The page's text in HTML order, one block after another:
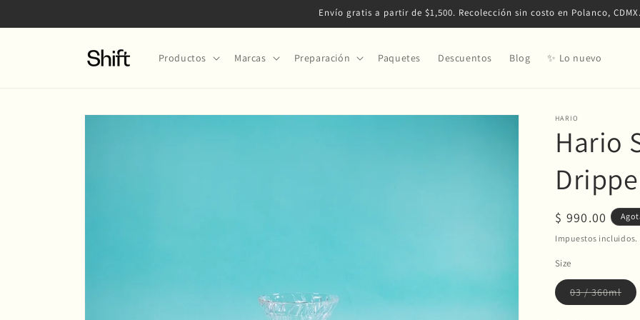
al contenido
Envío gratis a partir de $1,500. Recolección sin costo en Polanco, CDMX.
Productos Marcas Preparación Paquetes Descuentos Blog ✨ Lo nuevo
directamente
HARIO
Hario
Precio
habitual
$ 990.00
Impuestos incluidos.
Size
03 / 360ml